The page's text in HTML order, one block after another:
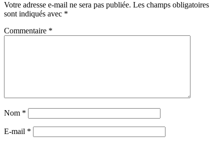
Votre adresse e-mail ne sera pas publiée. Les champs obligatoires
sont indiqués avec *
Commentaire *
Nom *
E-mail *